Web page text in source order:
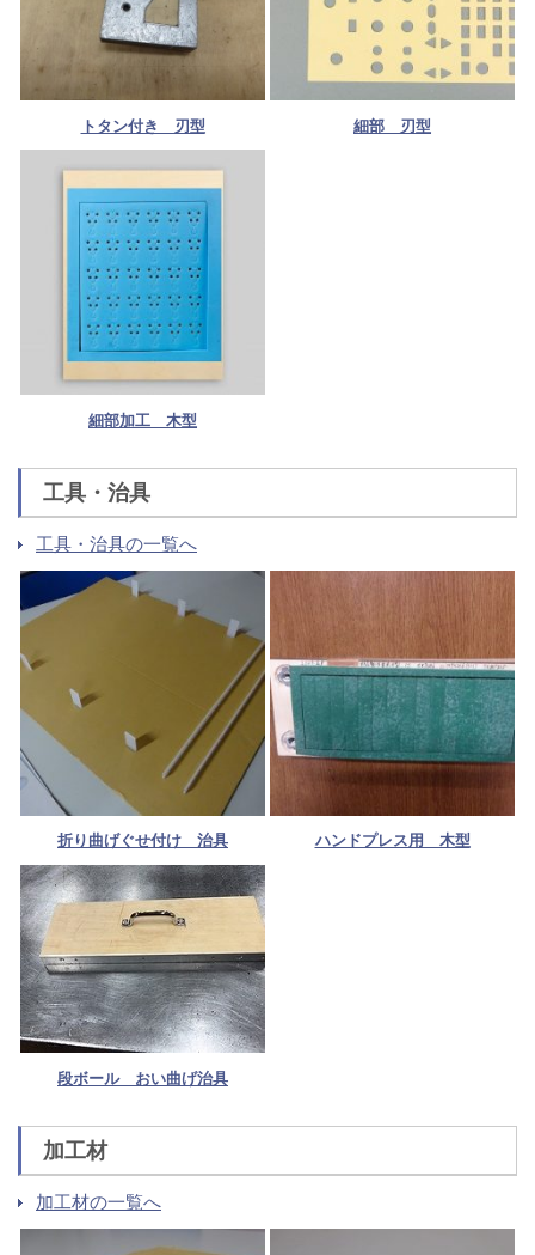
トタン付き 刃型 細部 刃型
細部加工 木型
工具・治具
工具・治具の一覧へ
折り曲げぐせ付け 治具 ハンドプレス用 木型
段ボール おい曲げ治具
加工材
加工材の一覧へ